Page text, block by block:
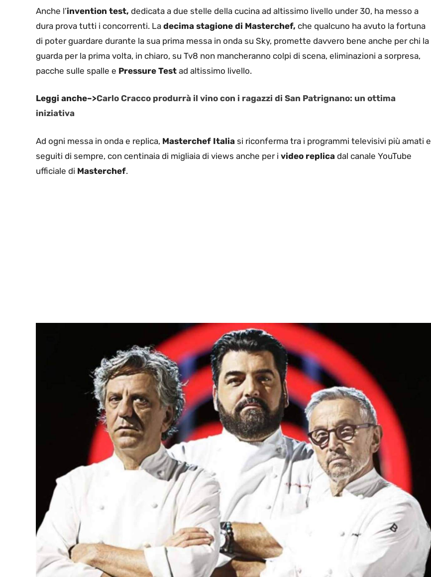
Anche l’invention test, dedicata a due stelle della cucina ad altissimo livello under 30, ha messo a
dura prova tutti i concorrenti. La decima stagione di Masterchef, che qualcuno ha avuto la fortuna
di poter guardare durante la sua prima messa in onda su Sky, promette davvero bene anche per chi la
guarda per la prima volta, in chiaro, su Tv8 non mancheranno colpi di scena, eliminazioni a sorpresa,
pacche sulle spalle e Pressure Test ad altissimo livello.
Leggi anche–>Carlo Cracco produrrà il vino con i ragazzi di San Patrignano: un ottima
iniziativa
Ad ogni messa in onda e replica, Masterchef Italia si riconferma tra i programmi televisivi più amati e
seguiti di sempre, con centinaia di migliaia di views anche per i video replica dal canale YouTube
ufficiale di Masterchef.